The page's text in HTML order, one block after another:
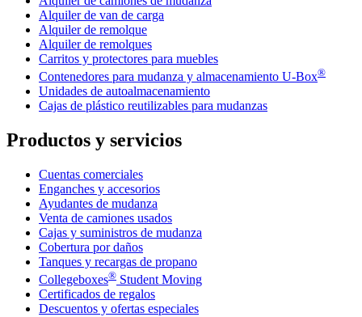
Alquiler de van de carga
Alquiler de remolque
Alquiler de remolques
Carritos y protectores para muebles
Contenedores para mudanza y almacenamiento U-Box®
Unidades de autoalmacenamiento
Cajas de plástico reutilizables para mudanzas
Productos y servicios
Cuentas comerciales
Enganches y accesorios
Ayudantes de mudanza
Venta de camiones usados
Cajas y suministros de mudanza
Cobertura por daños
Tanques y recargas de propano
Collegeboxes® Student Moving
Certificados de regalos
Descuentos y ofertas especiales